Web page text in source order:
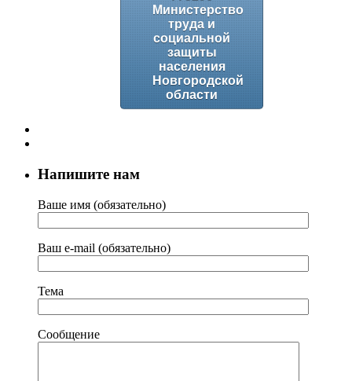
Министерство
труда и
социальной
защиты
населения
Новгородской
области
Напишите нам
Ваше имя (обязательно)
Ваш e-mail (обязательно)
Тема
Сообщение